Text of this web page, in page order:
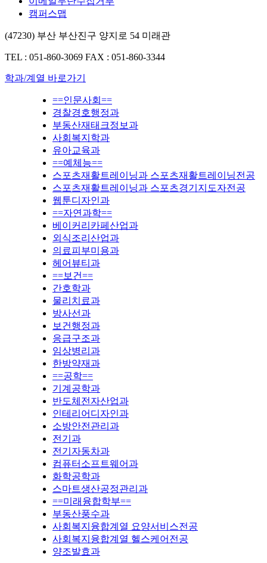
캠퍼스맵
(47230) 부산 부산진구 양지로 54 미래관
TEL : 051-860-3069 FAX : 051-860-3344
학과/계열 바로가기
==인문사회==
경찰경호행정과
부동산재태크정보과
사회복지학과
유아교육과
==예체능==
스포츠재활트레이닝과 스포츠재활트레이닝전공
스포츠재활트레이닝과 스포츠경기지도자전공
웹툰디자인과
==자연과학==
베이커리카페산업과
외식조리산업과
의료피부미용과
헤어뷰티과
==보건==
간호학과
물리치료과
방사선과
보건행정과
응급구조과
임상병리과
한방약재과
==공학==
기계공학과
반도체전자산업과
인테리어디자인과
소방안전관리과
전기과
전기자동차과
컴퓨터소프트웨어과
화학공학과
스마트생산공정관리과
==미래융합학부==
부동산풍수과
사회복지융합계열 요양서비스전공
사회복지융합계열 헬스케어전공
양조발효과